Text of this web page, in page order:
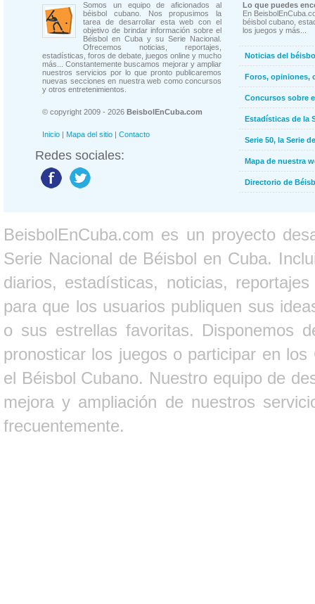
Somos un equipo de aficionados al
béisbol cubano. Nos propusimos la
tarea de desarrollar esta web con el
objetivo de brindar información sobre el
Béisbol en Cuba y su Serie Nacional.
Ofrecemos noticias, reportajes,
estadísticas, foros de debate, juegos online y mucho
más... Constantemente buscamos mejorar y ampliar
nuestros servicios por lo que pronto publicaremos
nuevas secciones en nuestra web como concursos
y otros entretenimientos.
© copyright 2009 - 2026 BeisbolEnCuba.com
Inicio | Mapa del sitio | Contacto
Redes sociales:
Lo que puedes
En
béisbol cubano,
los juegos y más...
Noticias del
Foros, opiniones,
Concursos sobre
Estadísticas de la
Serie 50, la Serie
Mapa de nuestra
Directorio de
BeisbolEnCuba.com es un proyecto
Serie Nacional de Béisbol en Cuba.
diarios, estadísticas, noticias,
para que los usuarios publiquen sus
o sus estrellas favoritas. Disponemos
pronosticar los juegos o participar en
el Béisbol Cubano. Nuestro equipo de
mejora y ampliación de nuestros
frecuentemente.